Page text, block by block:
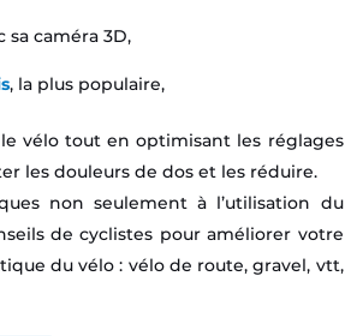
sa caméra 3D,
, la plus populaire,
vélo tout en optimisant les réglages
les douleurs de dos et les réduire.
non seulement à l’utilisation du
de cyclistes pour améliorer votre
du vélo : vélo de route, gravel, vtt,